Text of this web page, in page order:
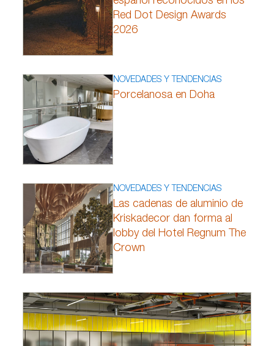
Red Dot Design Awards
2026
NOVEDADES Y TENDENCIAS
Porcelanosa en Doha
NOVEDADES Y TENDENCIAS
Las cadenas de aluminio de
Kriskadecor dan forma al
lobby del Hotel Regnum The
Crown